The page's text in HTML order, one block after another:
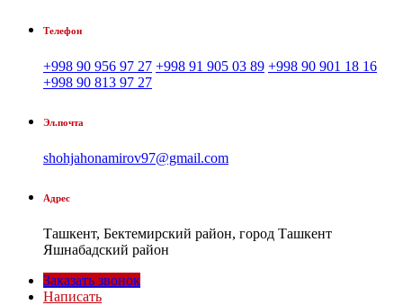
Телефон
+998 90 956 97 27 +998 91 905 03 89 +998 90 901 18 16
+998 90 813 97 27
Эл.почта
shohjahonamirov97@gmail.com
Адрес
Ташкент, Бектемирский район, город Ташкент
Яшнабадский район
Заказать звонок
Написать